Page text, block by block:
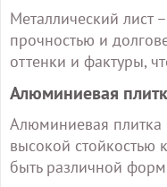
Металлический лист
прочностью и
оттенки и фактуры,
Алюминиевая
Алюминиевая плитка
высокой стойкостью
быть различной